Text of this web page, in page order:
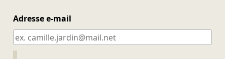
Adresse e-mail